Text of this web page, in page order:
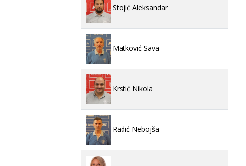
Stojić Aleksandar
Matković Sava
Krstić Nikola
Radić Nebojša